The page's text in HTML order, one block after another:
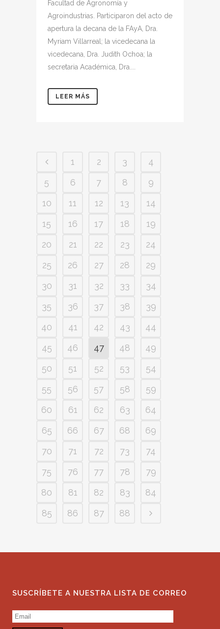
Facultad de Agronomía y
Agroindustrias. Participaron del acto de
apertura la decana de la FAyA, Dra.
Myriam Villarreal; la vicedecana la
vicedecana, Dra. Judith Ochoa; la
secretaria Académica, Dra....
LEER MÁS
1 2 3
4
5
6 7 8
9
10
11 12 13
14
15
16 17 18
19
20
21 22 23
24
25
26 27 28
29
30
31 32 33
34
35
36 37 38
39
40
41 42 43
44
45
46 47 48
49
50
51 52 53
54
55
56 57 58
59
60
61 62 63
64
65
66 67 68
69
70
71 72 73
74
75
76 77 78
79
80
81 82 83
84
85
86 87 88
SUSCRÍBETE A NUESTRA LISTA DE CORREO